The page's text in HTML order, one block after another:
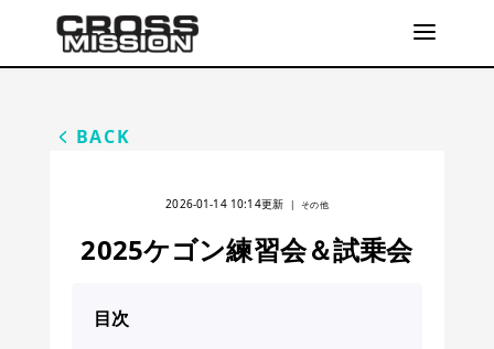
BACK
2026-01-14 10:14更新 | その他
2025ケゴン練習会＆試乗会
目次